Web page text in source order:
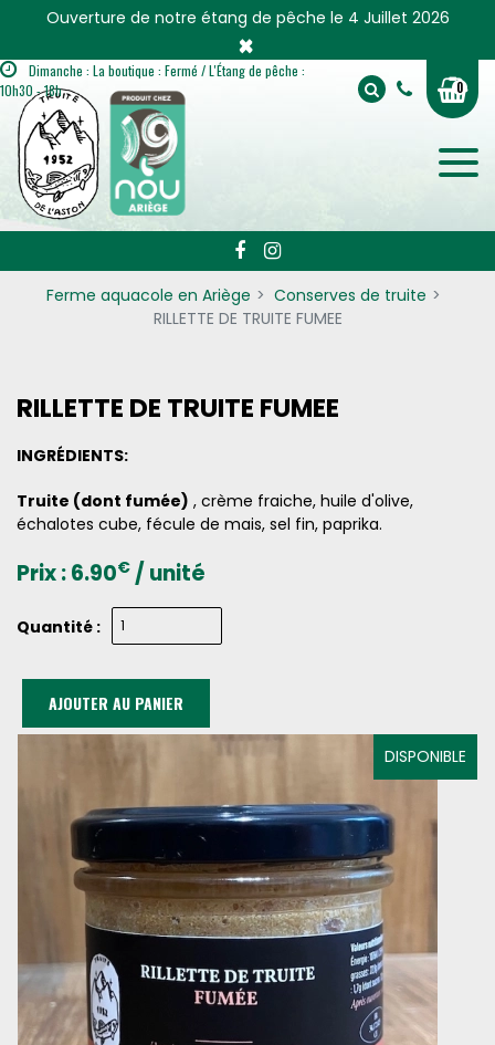
Ouverture de notre étang de pêche le 4 Juillet 2026
×
Dimanche : La boutique : Fermé / L'Étang de pêche :
10h30 - 18h
0
Ferme aquacole en Ariège
Conserves de truite
RILLETTE DE TRUITE FUMEE
DISPONIBLE
RILLETTE DE TRUITE FUMEE
INGRÉDIENTS:
Truite (dont fumée) , crème fraiche, huile d'olive,
échalotes cube, fécule de mais, sel fin, paprika.
Prix :6.90€ / unité
Quantité :
AJOUTER AU PANIER
Panneau de gestion des cookies